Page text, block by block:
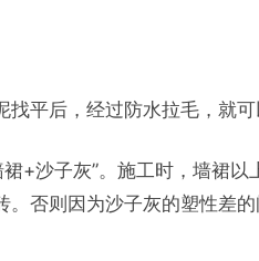
平后，经过防水拉毛，就可
+沙子灰”。施工时，墙裙以
否则因为沙子灰的塑性差